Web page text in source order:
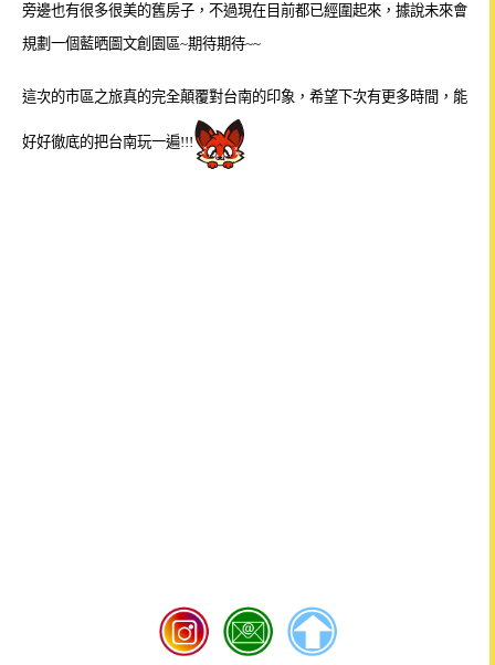
旁邊也有很多很美的舊房子，不過現在 目前都已經圍起來，據說未來會
規劃一個藍晒圖文創園區~期待期待~~
這次的市區之旅真的完全顛覆對台南的印象，希望下次有更多時間，能
好好徹底的把台南玩一遍!!!